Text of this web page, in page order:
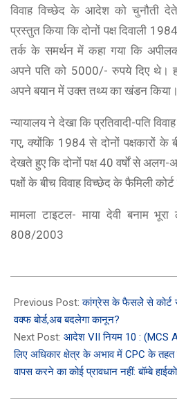
विवाह विच्छेद के आदेश को चुनौती
प्रस्तुत किया कि दोनों पक्ष दिवाली
तर्क के समर्थन में कहा गया कि
अपने पति को 5000/- रुपये दिए थे।
अपने बयान में उक्त तथ्य का खंडन किया।
न्यायालय ने देखा कि प्रतिवादी-पति
गए, क्योंकि 1984 से दोनों पक्षकारों के
देखते हुए कि दोनों पक्ष 40 वर्षों से अलग-
पक्षों के बीच विवाह विच्छेद के फैमिली
मामला टाइटल- माया देवी बनाम
808/2003
08-
08
Previous Post:कांग्रेस के फैसलेे से कोर्ट से
वक्फ बोर्ड,अब बदलेगा कानून?
Next Post: आदेश VII नियम 10 : (MCS
लिए अधिकार क्षेत्र के अभाव में CPC के तहत
वापस करने का कोई प्रावधान नहीं: बॉम्बे